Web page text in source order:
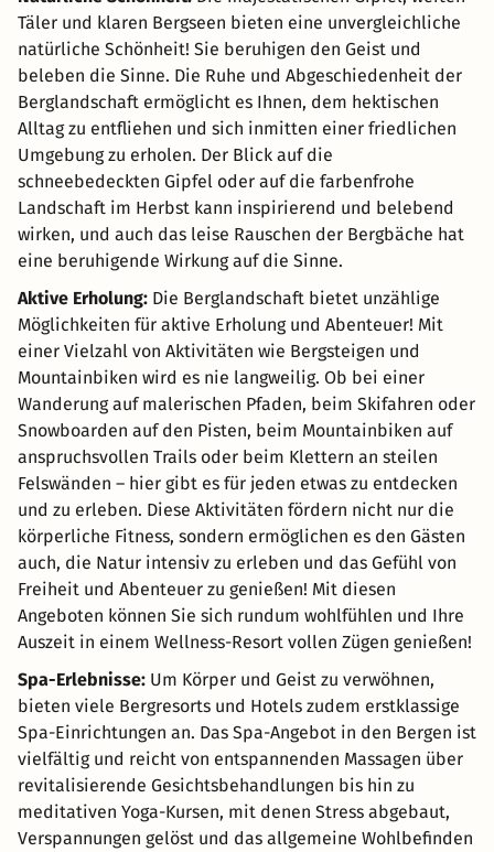
Täler und klaren Bergseen bieten eine unvergleichliche
natürliche Schönheit! Sie beruhigen den Geist und
beleben die Sinne. Die Ruhe und Abgeschiedenheit der
Berglandschaft ermöglicht es Ihnen, dem hektischen
Alltag zu entfliehen und sich inmitten einer friedlichen
Umgebung zu erholen. Der Blick auf die
schneebedeckten Gipfel oder auf die farbenfrohe
Landschaft im Herbst kann inspirierend und belebend
wirken, und auch das leise Rauschen der Bergbäche hat
eine beruhigende Wirkung auf die Sinne.
Aktive Erholung: Die Berglandschaft bietet unzählige
Möglichkeiten für aktive Erholung und Abenteuer! Mit
einer Vielzahl von Aktivitäten wie Bergsteigen und
Mountainbiken wird es nie langweilig. Ob bei einer
Wanderung auf malerischen Pfaden, beim Skifahren oder
Snowboarden auf den Pisten, beim Mountainbiken auf
anspruchsvollen Trails oder beim Klettern an steilen
Felswänden – hier gibt es für jeden etwas zu entdecken
und zu erleben. Diese Aktivitäten fördern nicht nur die
körperliche Fitness, sondern ermöglichen es den Gästen
auch, die Natur intensiv zu erleben und das Gefühl von
Freiheit und Abenteuer zu genießen! Mit diesen
Angeboten können Sie sich rundum wohlfühlen und Ihre
Auszeit in einem Wellness-Resort vollen Zügen genießen!
Spa-Erlebnisse: Um Körper und Geist zu verwöhnen,
bieten viele Bergresorts und Hotels zudem erstklassige
Spa-Einrichtungen an. Das Spa-Angebot in den Bergen ist
vielfältig und reicht von entspannenden Massagen über
revitalisierende Gesichtsbehandlungen bis hin zu
meditativen Yoga-Kursen, mit denen Stress abgebaut,
Verspannungen gelöst und das allgemeine Wohlbefinden